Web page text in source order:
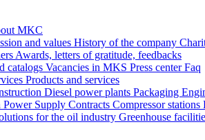
MKC
and values History of the company
Awards, letters of gratitude, feedbacks
catalogs Vacancies in MKS Press centerFaq
Products and services
Diesel power plants Packaging
Power Supply Contracts Compressor stations
for the oil industry Greenhouse